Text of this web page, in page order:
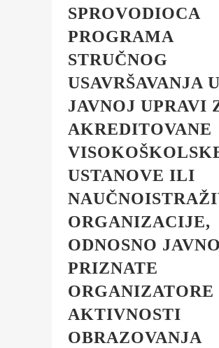
SPROVODIOCA
PROGRAMA
STRUČNOG
USAVRŠAVANJA U
JAVNOJ UPRAVI
AKREDITOVANE
USTANOVE ILI
ORGANIZACIJE,
ODNOSNO JAVNO
PRIZNATE
ORGANIZATORE
AKTIVNOSTI
OBRAZOVANJA